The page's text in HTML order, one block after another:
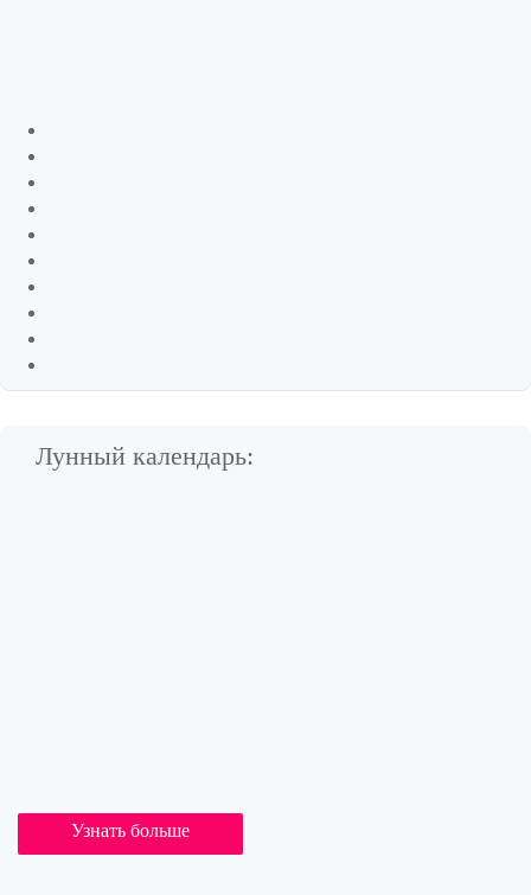
Лунный календарь:
Узнать больше